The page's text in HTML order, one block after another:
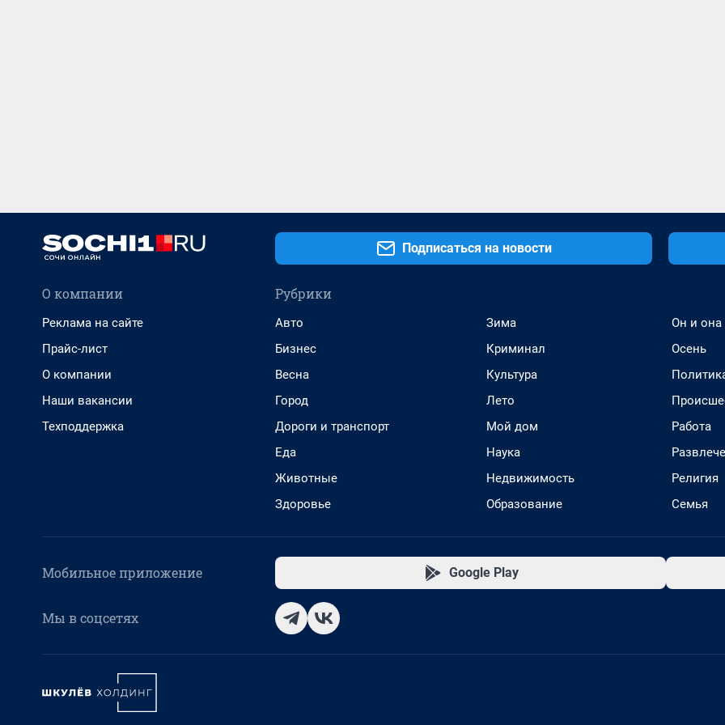
Подписаться на новости
О компании
Реклама на сайте
Прайс-лист
О компании
Наши вакансии
Техподдержка
Рубрики
Авто
Бизнес
Весна
Город
Дороги и транспорт
Еда
Животные
Здоровье
Зима
Криминал
Культура
Лето
Мой дом
Наука
Недвижимость
Образование
Он и она
Осень
Работа
Религия
Семья
Мобильное приложение Google Play
Мы в соцсетях